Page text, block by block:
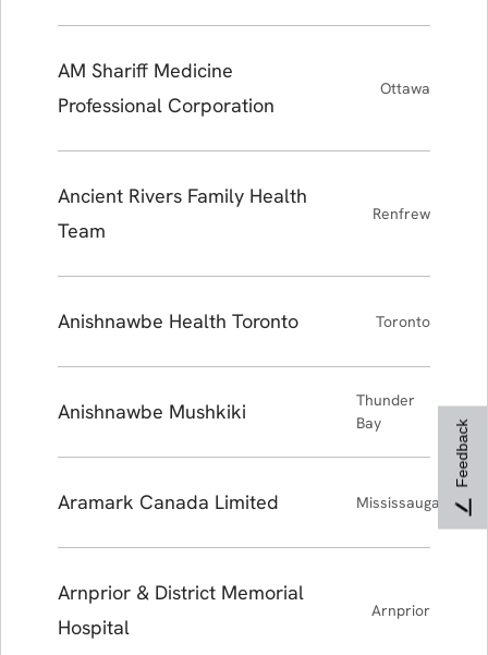
AM Shariff Medicine
Professional Corporation
Ottawa
Ancient Rivers Family Health
Team
Renfrew
Anishnawbe Health Toronto Toronto
Anishnawbe Mushkiki
Thunder
Bay
Aramark Canada Limited Mississauga
Arnprior & District Memorial
Hospital
Arnprior
Feedback